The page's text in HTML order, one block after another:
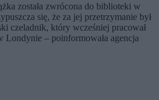
została zwrócona do biblioteki w
się, że za jej przetrzymanie był
czeladnik, który wcześniej pracował
Londynie – poinformowała agencja